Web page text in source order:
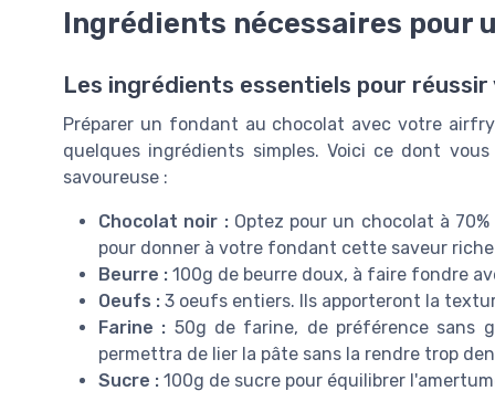
Ingrédients nécessaires pour
Les ingrédients essentiels pour
Préparer un fondant au chocolat avec votre
quelques ingrédients simples. Voici ce dont
savoureuse :
Chocolat noir :Optez pour un chocolat à
pour donner à votre fondant cette saveur
Beurre : 100g de beurre doux, à faire fondre
Oeufs : 3 oeufs entiers. Ils apporteront la
Farine : 50g de farine, de préférence sans
permettra de lier la pâte sans la rendre trop
Sucre : 100g de sucre pour équilibrer
Voir l'offre